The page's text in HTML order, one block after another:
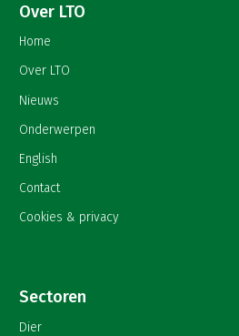
Over LTO
Home
Over LTO
Nieuws
Onderwerpen
English
Contact
Cookies & privacy
Sectoren
Dier